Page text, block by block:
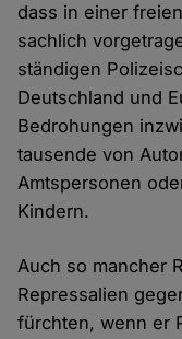
dass in einer
sachlich
ständigen
Deutschland und
Bedrohungen
tausende von
Amtspersonen
Kindern.
Auch so mancher
Repressalien
fürchten, wenn er